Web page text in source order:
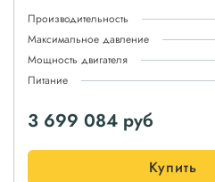
Производительность
Максимальное давление
Мощность двигателя
Питание
3 699 084 руб
Купить